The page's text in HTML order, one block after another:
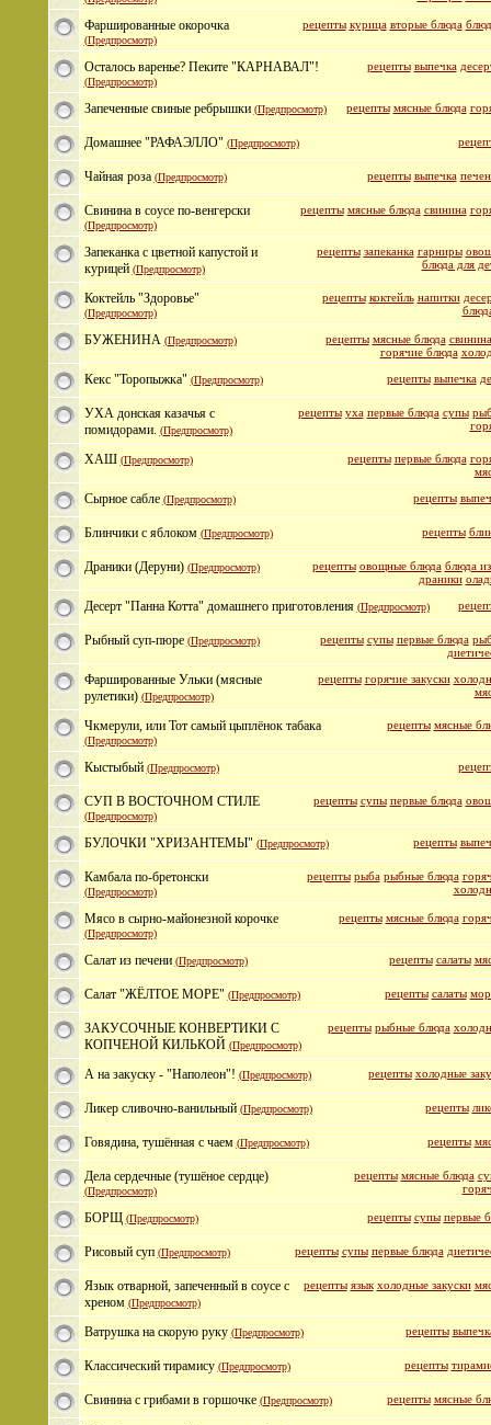
рецепты курица вторые блюда
Фаршированные окорочка
(Предпросмотр)
рецепты выпечка
Осталось варенье? Пеките "КАРНАВАЛ"!
(Предпросмотр)
рецепты мясные блюда
Запеченные свиные ребрышки (Предпросмотр)
Домашнее "РАФАЭЛЛО" (Предпросмотр)
рецепты выпечка
Чайная роза (Предпросмотр)
рецепты мясные блюда свинина
Свинина в соусе по-венгерски
(Предпросмотр)
рецепты запеканка гарниры
блюда для
Запеканка с цветной капустой и
курицей (Предпросмотр)
рецепты коктейль напитки
Коктейль "Здоровье"
(Предпросмотр)
рецепты мясные блюда свинина
горячие блюда
БУЖЕНИНА (Предпросмотр)
рецепты выпечка
Кекс "Торопыжка" (Предпросмотр)
рецепты уха первые блюда супы
УХА донская казачья с
помидорами. (Предпросмотр)
рецепты первые блюда
ХАШ (Предпросмотр)
рецепты
Сырное сабле (Предпросмотр)
рецепты
Блинчики с яблоком (Предпросмотр)
рецепты овощные блюда блюда
драники
Драники (Деруни) (Предпросмотр)
Десерт "Панна Котта" домашнего приготовления (Предпросмотр)
рецепты супы первые блюда
Рыбный суп-пюре (Предпросмотр)
рецепты горячие закуски
Фаршированные Ульки (мясные
рулетики) (Предпросмотр)
рецепты мясные
Чкмерули, или Тот самый цыплёнок табака
(Предпросмотр)
Кыстыбый (Предпросмотр)
рецепты супы первые блюда
СУП В ВОСТОЧНОМ СТИЛЕ
(Предпросмотр)
рецепты
БУЛОЧКИ "ХРИЗАНТЕМЫ" (Предпросмотр)
рецепты рыба рыбные блюда
Камбала по-бретонски
(Предпросмотр)
рецепты мясные блюда
Мясо в сырно-майонезной корочке
(Предпросмотр)
рецепты салаты
Салат из печени (Предпросмотр)
рецепты салаты
Салат "ЖЁЛТОЕ МОРЕ" (Предпросмотр)
рецепты рыбные блюда
ЗАКУСОЧНЫЕ КОНВЕРТИКИ С
КОПЧЕНОЙ КИЛЬКОЙ (Предпросмотр)
рецепты холодные
А на закуску - "Наполеон"! (Предпросмотр)
рецепты
Ликер сливочно-ванильный (Предпросмотр)
рецепты
Говядина, тушённая с чаем (Предпросмотр)
рецепты мясные блюда
Дела сердечные (тушёное сердце)
(Предпросмотр)
рецепты супы первые
БОРЩ (Предпросмотр)
рецепты супы первые блюда
Рисовый суп (Предпросмотр)
рецепты язык холодные закуски
Язык отварной, запеченный в соусе с
хреном (Предпросмотр)
рецепты
Ватрушка на скорую руку (Предпросмотр)
рецепты
Классический тирамису (Предпросмотр)
рецепты мясные
Свинина с грибами в горшочке (Предпросмотр)